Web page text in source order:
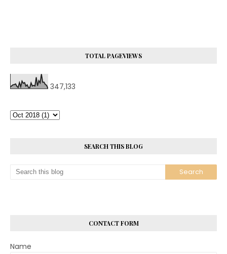
TOTAL PAGEVIEWS
347,133
SEARCH THIS BLOG
CONTACT FORM
Name